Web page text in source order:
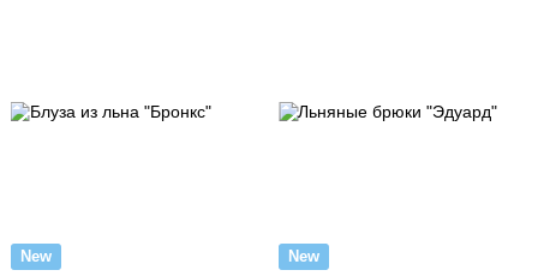
New New